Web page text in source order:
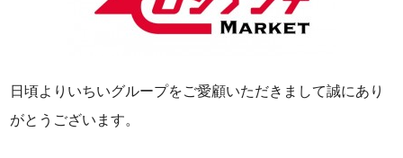
日頃よりいちいグループをご愛顧いただきまして誠にあり
がとうございます。